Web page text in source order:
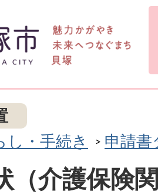
し・手続き 申請書
（介護保険